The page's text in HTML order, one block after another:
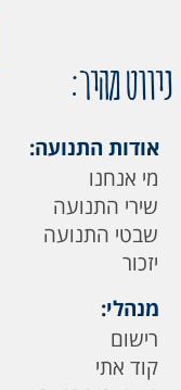
ניווט מהיר:
אודות התנועה:
מי אנחנו
שירי התנועה
שבטי התנועה
יזכור
מנהלי:
רישום
קוד אתי